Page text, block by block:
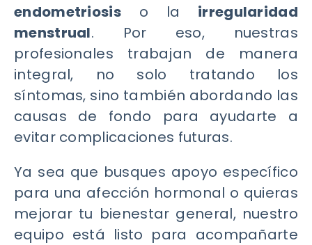
endometriosiso la irregularidad
menstrual. Por eso, nuestras
profesionales trabajan de manera
integral, no solo tratando los
síntomas, sino también abordando las
causas de fondo para ayudarte a
evitar complicaciones futuras.
Ya sea que busques apoyo específico
para una afección hormonal o quieras
mejorar tu bienestar general, nuestro
equipo está listo para acompañarte